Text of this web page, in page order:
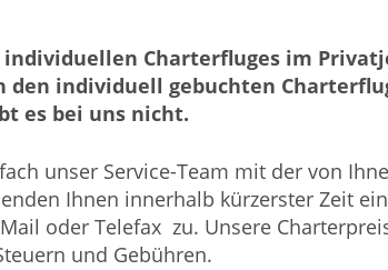
Charterfluges im
den individuell gebuchten
es bei uns nicht.
unser Service-Team mit der von
Ihnen innerhalb kürzerster Zeit
oder Telefax zu. Unsere
und Gebühren.